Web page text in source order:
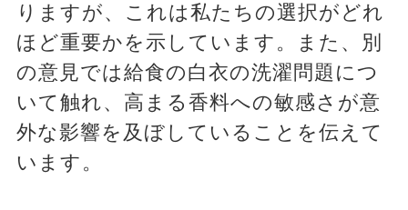
りますが、これは私たちの選択がどれ
ほど重要かを示しています。また、別
の意見では給食の白衣の洗濯問題につ
いて触れ、高まる香料への敏感さが意
外な影響を及ぼしていることを伝えて
います。